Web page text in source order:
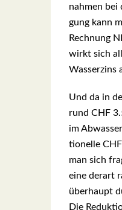
nah­men bei
gung kann
Rech­nung
wirkt sich
Was­ser­zins
Und da in
rund CHF
im
tio­nel­le
man sich
eine der­art
über­haupt
Die